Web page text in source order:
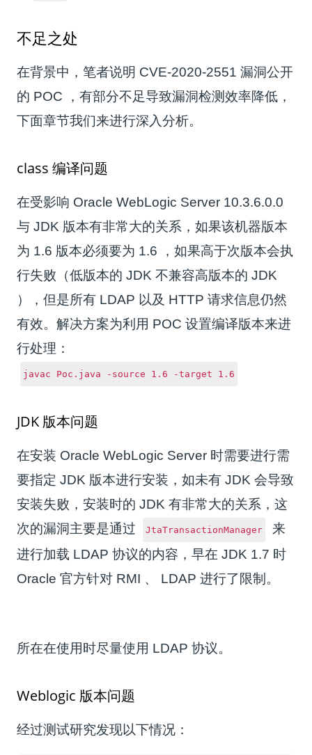
不足之处
在背景中，笔者说明 CVE-2020-2551 漏洞公开
的 POC ，有部分不足导致漏洞检测效率降低，
下面章节我们来进行深入分析。
class 编译问题
在受影响 Oracle WebLogic Server 10.3.6.0.0
与 JDK 版本有非常大的关系，如果该机器版本
为 1.6 版本必须要为 1.6 ，如果高于次版本会执
行失败（低版本的 JDK 不兼容高版本的 JDK
），但是所有 LDAP 以及 HTTP 请求信息仍然
有效。解决方案为利用 POC 设置编译版本来进
行处理：
javac Poc.java -source 1.6 -target 1.6
JDK 版本问题
在安装 Oracle WebLogic Server 时需要进行需
要指定 JDK 版本进行安装，如未有 JDK 会导致
安装失败，安装时的 JDK 有非常大的关系，这
次的漏洞主要是通过
JtaTransactionManager
来
进行加载 LDAP 协议的内容，早在 JDK 1.7 时
Oracle 官方针对 RMI 、 LDAP 进行了限制。
所在在使用时尽量使用 LDAP 协议。
Weblogic 版本问题
经过测试研究发现以下情况：